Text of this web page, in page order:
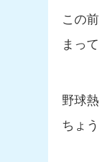
この
まっ
野球
ちょ